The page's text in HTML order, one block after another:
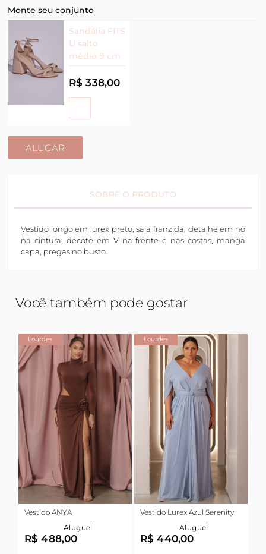
Monte seu conjunto
Sandália FITS
U salto
médio 9 cm
R$ 338,00
ALUGAR
SOBRE O PRODUTO
Vestido longo em lurex preto, saia franzida, detalhe em nó
na cintura, decote em V na frente e nas costas, manga
capa, pregas no busto.
Você também pode gostar
Lourdes
Vestido ANYA
Aluguel
R$ 488,00
Lourdes
Vestido Lurex Azul Serenity
Aluguel
R$ 440,00